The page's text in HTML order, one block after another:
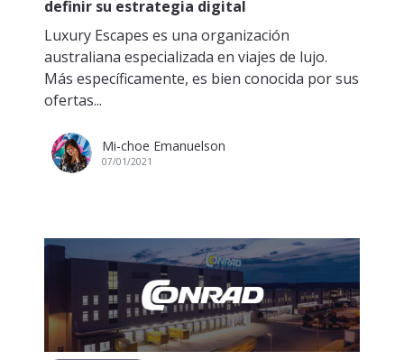
definir su estrategia digital
Luxury Escapes es una organización
australiana especializada en viajes de lujo.
Más específicamente, es bien conocida por sus
ofertas...
Mi-choe Emanuelson
07/01/2021